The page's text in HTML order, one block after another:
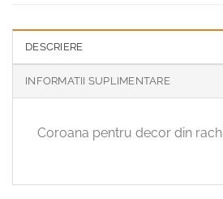
DESCRIERE
INFORMATII SUPLIMENTARE
Coroana pentru decor din